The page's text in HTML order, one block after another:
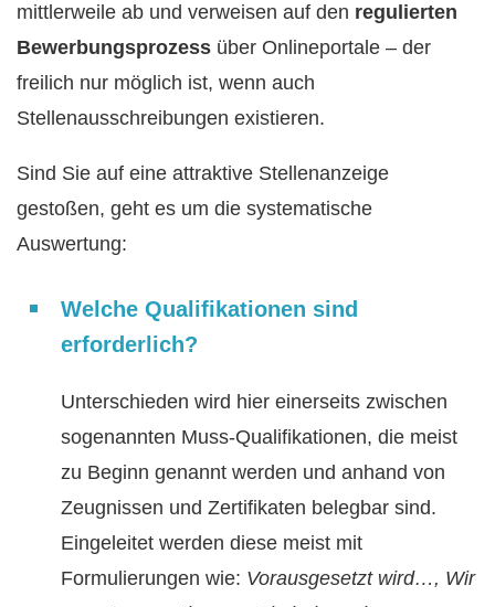
mittlerweile ab und verweisen auf den regulierten
Bewerbungsprozess über Onlineportale – der
freilich nur möglich ist, wenn auch
Stellenausschreibungen existieren.
Sind Sie auf eine attraktive Stellenanzeige
gestoßen, geht es um die systematische
Auswertung:
Welche Qualifikationen sind
erforderlich?
Unterschieden wird hier einerseits zwischen
sogenannten Muss-Qualifikationen, die meist
zu Beginn genannt werden und anhand von
Zeugnissen und Zertifikaten belegbar sind.
Eingeleitet werden diese meist mit
Formulierungen wie: Vorausgesetzt wird…, Wir